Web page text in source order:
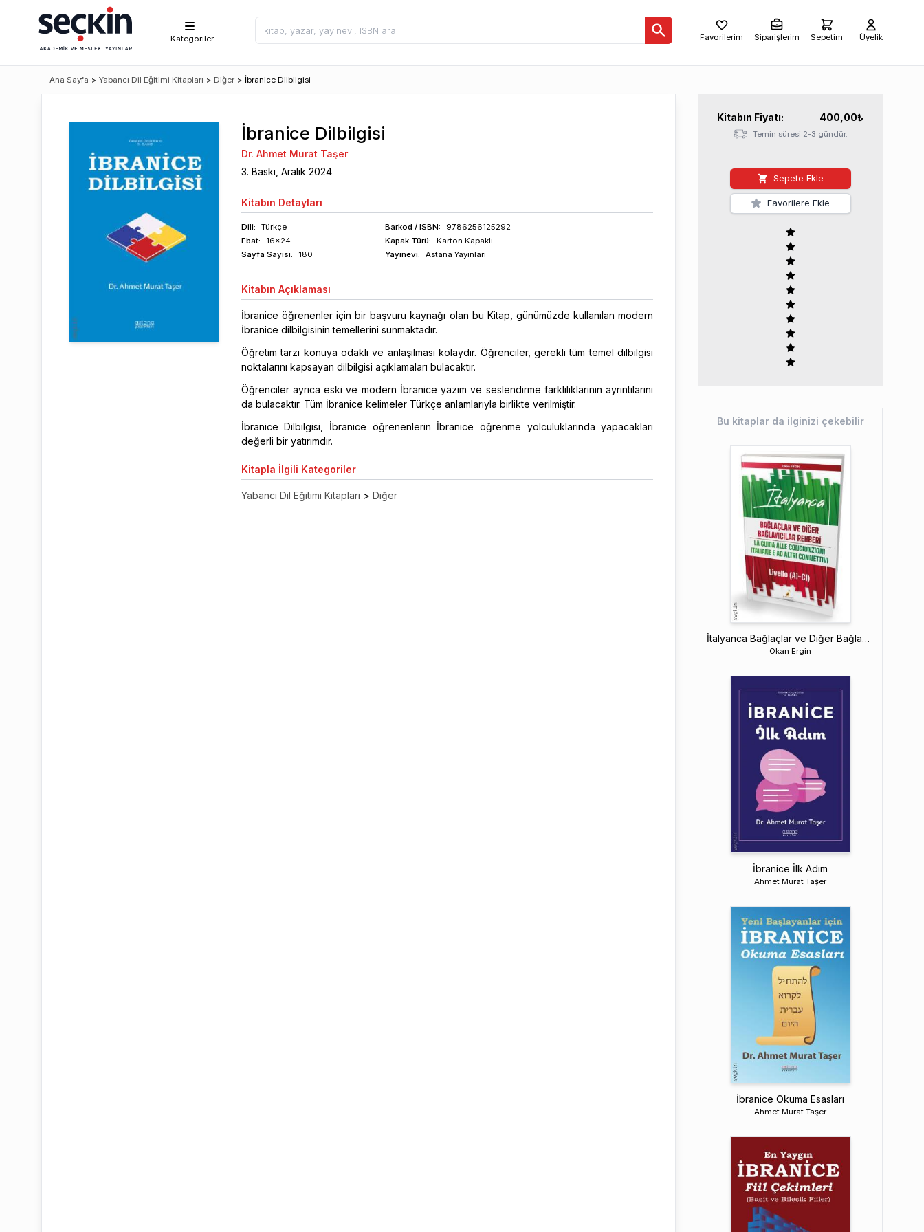
Kategoriler Favorilerim Siparişlerim Sepetim Üyelik
Ana Sayfa > Yabancı Dil Eğitimi Kitapları > Diğer > İbranice Dilbilgisi
İbranice Dilbilgisi
Dr. Ahmet Murat Taşer
3. Baskı, Aralık 2024
Kitabın Detayları
Dili:
Türkçe
Ebat:
16x24
Sayfa Sayısı: 180
Barkod / ISBN:
9786256125292
Kapak Türü:
Karton Kapaklı
Yayınevi:
Astana Yayınları
Kitabın Açıklaması
İbranice öğrenenler için bir başvuru kaynağı olan bu Kitap, günümüzde kullanılan modern
İbranice dilbilgisinin temellerini sunmaktadır.
Öğretim tarzı konuya odaklı ve anlaşılması kolaydır. Öğrenciler, gerekli tüm temel dilbilgisi
noktalarını kapsayan dilbilgisi açıklamaları bulacaktır.
Öğrenciler ayrıca eski ve modern İbranice yazım ve seslendirme farklılıklarının ayrıntılarını
da bulacaktır. Tüm İbranice kelimeler Türkçe anlamlarıyla birlikte verilmiştir.
İbranice Dilbilgisi, İbranice öğrenenlerin İbranice öğrenme yolculuklarında yapacakları
değerli bir yatırımdır.
Kitapla İlgili Kategoriler
Yabancı Dil Eğitimi Kitapları > Diğer
Kitabın Fiyatı: 400,00₺
Temin süresi 2-3 gündür.
Sepete Ekle
Favorilere Ekle
Bu kitaplar da ilginizi çekebilir
İtalyanca Bağlaçlar ve Diğer Bağlayıcılar Rehberi
Okan Ergin
İbranice İlk Adım
Ahmet Murat Taşer
İbranice Okuma Esasları
Ahmet Murat Taşer